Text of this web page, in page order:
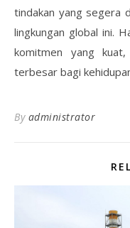
tindakan yang segera
lingkungan global ini.
komitmen yang
terbesar bagi
By administrator